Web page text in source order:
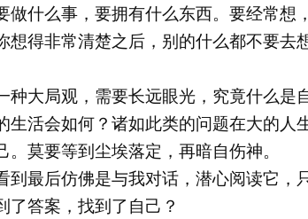
做什么事，要拥有什么东西。要经常想
想得非常清楚之后，别的什么都不要去
种大局观，需要长远眼光，究竟什么是
生活会如何？诸如此类的问题在大的人
。莫要等到尘埃落定，再暗自伤神。
到最后仿佛是与我对话，潜心阅读它，
了答案，找到了自己？